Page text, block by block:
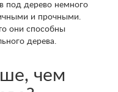
под дерево немного
и прочными.
они способны
дерева.
чем